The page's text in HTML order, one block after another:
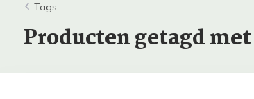
Tags
Producten getagd met